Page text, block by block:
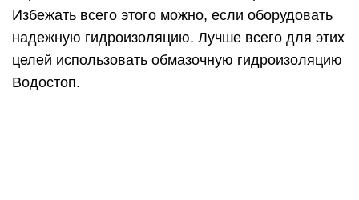
изолируемую поверхность.
Сфера применения гидроизоляции обширна.
Этот материал идеально подходит для изоляции
бетонных оснований, в частности для пола и